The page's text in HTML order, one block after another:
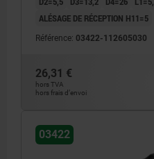
ALÉSAGE DE RÉCEPTION H11=5
Référence: 03422-112605030
26,31 €
hors TVA
hors frais d’envoi
03422